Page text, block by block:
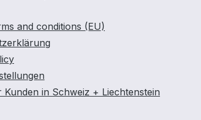
and conditions (EU)
Kunden in Schweiz + Liechtenstein